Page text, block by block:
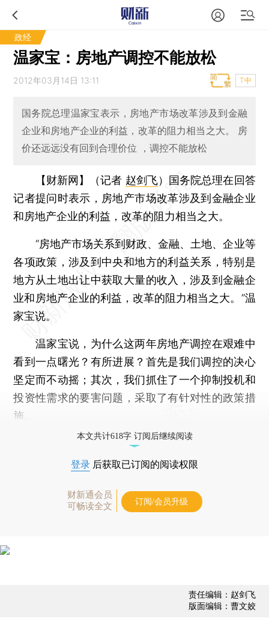
政经
温家宝：房地产调控不能放松
2012年03月14日 13:11 T中
国务院总理温家宝表示，房地产市场改革涉及到金融
企业和房地产企业的利益，改革的阻力相当之大。 房
价还远远没有回到合理价位 ，调控不能放松
【财新网】（记者 赵剑飞） 国务院总理在回答
记者提问时表示，房地产市场改革涉及到金融企业
和房地产企业的利益，改革的阻力相当之大。
“房地产市场关系到财政、金融、土地、企业等
各项政策，涉及到中央和地方的利益关系，特别是
地方从土地出让中获取大量的收入，涉及到金融企
业和房地产企业的利益，改革的阻力相当之大。”温
家宝说。
温家宝说，为什么这两年房地产调控在艰难中
看到一点曙光？有所进展？首先是我们调控的决心
坚定而不动摇；其次，我们抓住了一个抑制投机和
投资性需求的要害问题，采取了有针对性的政策措
施。
本文共计618字 订阅后继续阅读
登录 后获取已订阅的阅读权限
财新通会员
可畅读全文
订阅/会员升级
责任编辑：赵剑飞
版面编辑：曹文姣